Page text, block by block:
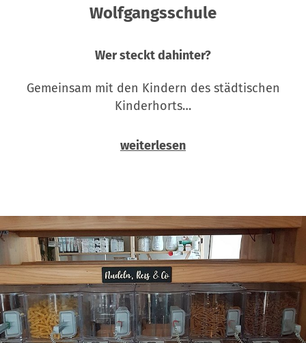
Wolfgangsschule
Wer steckt dahinter?
Gemeinsam mit den Kindern des städtischen
Kinderhorts…
weiterlesen